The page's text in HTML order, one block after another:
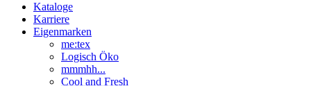
Kataloge
Karriere
Eigenmarken
me:tex
Logisch Öko
mmmhh...
Cool and Fresh